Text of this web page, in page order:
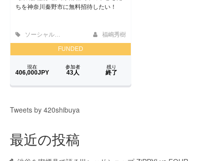
Tweets by 420shibuya
最近の投稿